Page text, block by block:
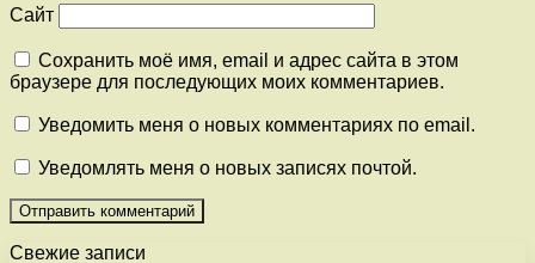
Сайт
Сохранить моё имя, email и адрес сайта в этом
браузере для последующих моих комментариев.
Уведомить меня о новых комментариях по email.
Уведомлять меня о новых записях почтой.
Свежие записи